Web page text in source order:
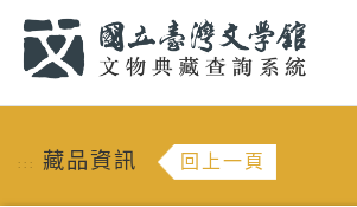
::: 藏品資訊 回上一頁